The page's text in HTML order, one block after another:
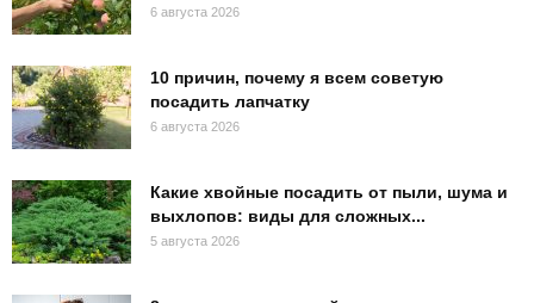
6 августа 2026
10 причин, почему я всем советую
посадить лапчатку
6 августа 2026
Какие хвойные посадить от пыли, шума и
выхлопов: виды для сложных...
5 августа 2026